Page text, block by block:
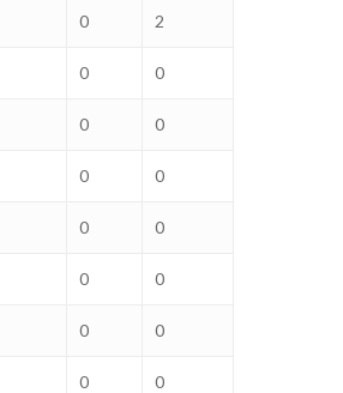
0 2
0 0
0 0
0 0
0 0
0 0
0 0
0 0